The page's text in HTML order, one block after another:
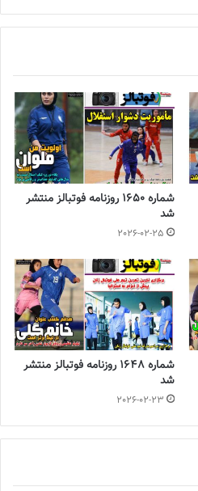
شماره 1650 روزنامه فوتبالز منتشر
شد
2026-02-25
شماره 1648 روزنامه فوتبالز منتشر
شد
2026-02-23